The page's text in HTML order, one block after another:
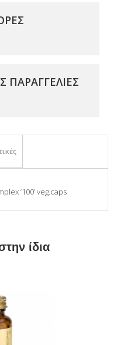
ΠΑΡΑΓΓΕΛΊΕΣ
‘100’ veg.caps
ίδια